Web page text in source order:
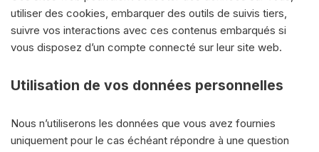
utiliser des cookies, embarquer des outils de suivis tiers,
suivre vos interactions avec ces contenus embarqués si
vous disposez d’un compte connecté sur leur site web.
Utilisation de vos données personnelles
Nous n’utiliserons les données que vous avez fournies
uniquement pour le cas échéant répondre à une question